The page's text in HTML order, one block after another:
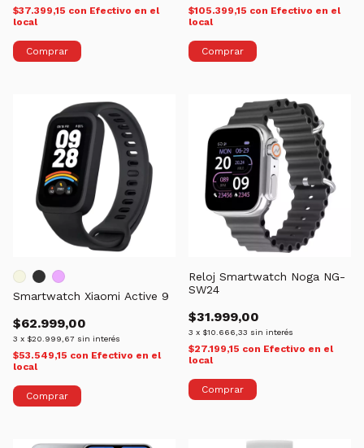
$37.399,15 con Efectivo en el
local
Comprar
$105.399,15 con Efectivo en el
local
Comprar
Smartwatch Xiaomi Active 9
$62.999,00
3 x $20.999,67 sin interés
$53.549,15 con Efectivo en el
local
Comprar
Reloj Smartwatch Noga NG-
SW24
$31.999,00
3 x $10.666,33 sin interés
$27.199,15 con Efectivo en el
local